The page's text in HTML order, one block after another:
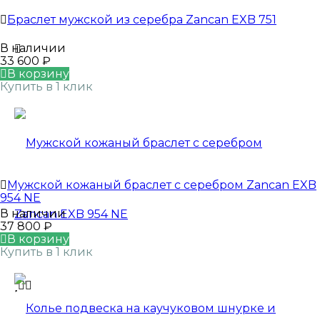
Браслет мужской из серебра Zancan EXB 751
В наличии
33 600 ₽
В корзину
Купить в 1 клик
Мужской кожаный браслет с серебром Zancan EXB
954 NE
В наличии
37 800 ₽
В корзину
Купить в 1 клик